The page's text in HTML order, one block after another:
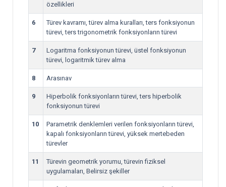
özellikleri
6
Türev kavramı, türev alma kuralları, ters fonksiyonun
türevi, ters trigonometrik fonksiyonların türevi
7
Logaritma fonksiyonun türevi, üstel fonksiyonun
türevi, logaritmik türev alma
8 Arasınav
9
Hiperbolik fonksiyonların türevi, ters hiperbolik
fonksiyonun türevi
10
Parametrik denklemleri verilen fonksiyonların türevi,
kapalı fonksiyonların türevi, yüksek mertebeden
türevler
11
Türevin geometrik yorumu, türevin fiziksel
uygulamaları, Belirsiz şekiller